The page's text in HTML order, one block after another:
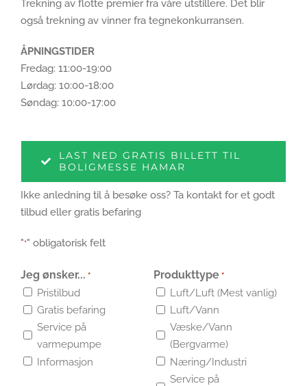
Trekning av flotte premier fra våre utstillere. Det blir
også trekning av vinner fra tegnekonkurransen.
ÅPNINGSTIDER
Fredag: 11:00-19:00
Lørdag: 10:00-18:00
Søndag: 10:00-17:00
LAST NED GRATIS BILLETT TIL
BOLIGMESSE HAMAR
Ikke anledning til å besøke oss? Ta kontakt for et godt
tilbud eller gratis befaring
"*" obligatorisk felt
Jeg ønsker... *
Pristilbud
Gratis befaring
Service på
varmepumpe
Informasjon
Produkttype *
Luft/Luft (Mest vanlig)
Luft/Vann
Væske/Vann
(Bergvarme)
Næring/Industri
Service på